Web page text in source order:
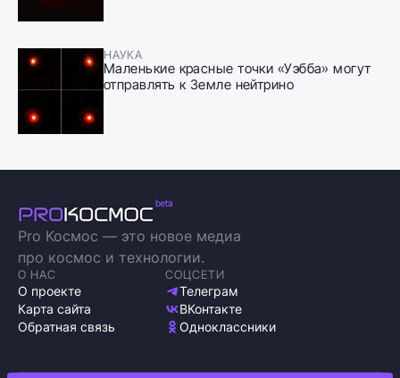
НАУКА
Маленькие красные точки «Уэбба» могут
отправлять к Земле нейтрино
Pro Космос — это новое медиа
про космос и технологии.
О НАС
О проекте
Карта сайта
Обратная связь
СОЦСЕТИ
Телеграм
ВКонтакте
Одноклассники